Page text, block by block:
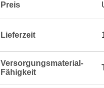
Preis
Lieferzeit
Versorgungsmaterial-
Fähigkeit